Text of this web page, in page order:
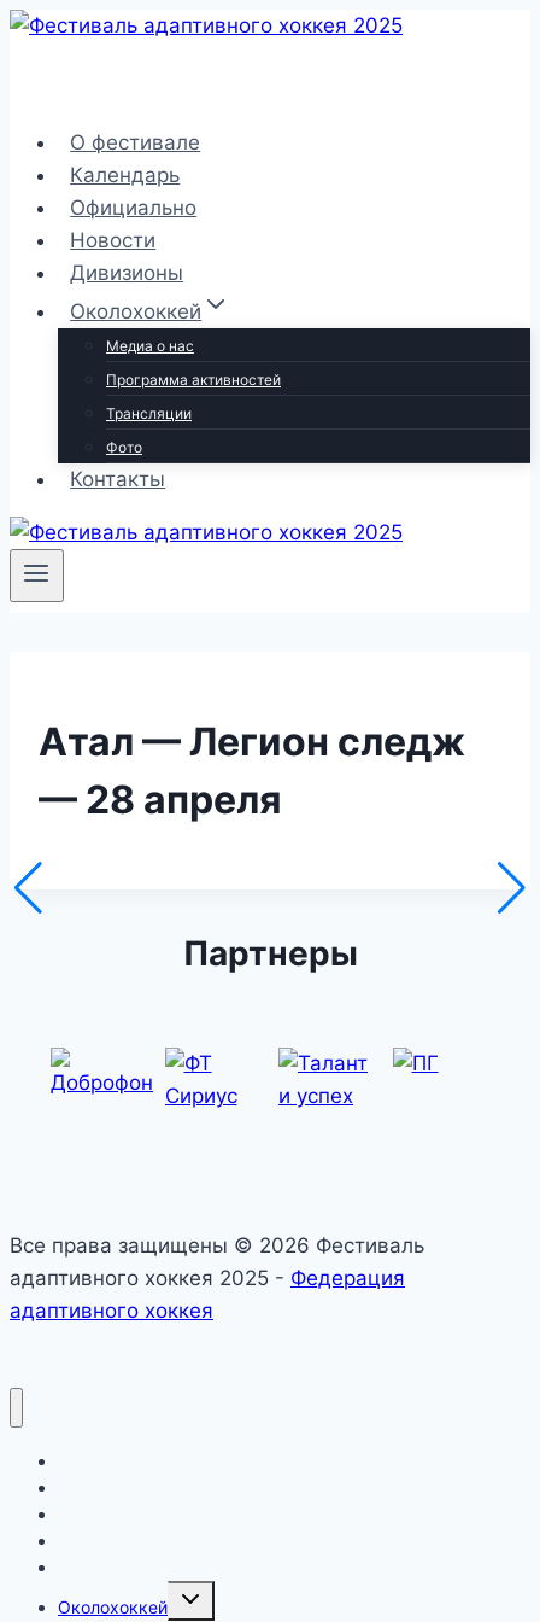
Перейти
О фестивале
Календарь
Официально
Новости
Дивизионы
Околохоккей
Медиа о нас
Программа активностей
Трансляции
Фото
Контакты
Атал — Легион следж
— 28 апреля
Партнеры
Все права защищены © 2026 Фестиваль
адаптивного хоккея 2025 - Федерация
адаптивного хоккея
Околохоккей
Toggle
child